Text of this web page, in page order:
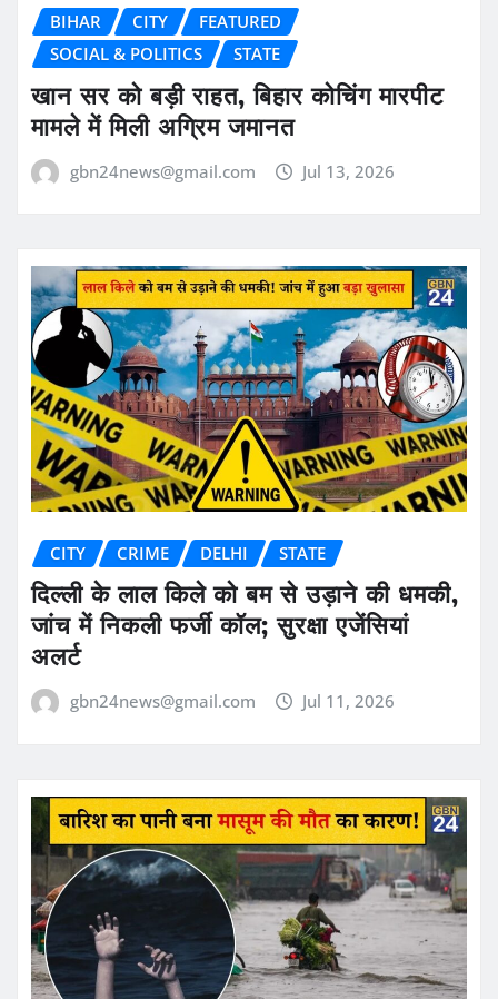
BIHAR CITY
FEATURED
SOCIAL & POLITICS
STATE
खान सर को बड़ी राहत, बिहार कोचिंग मारपीट
मामले में मिली अग्रिम जमानत
gbn24news@gmail.com Jul 13, 2026
CITY CRIME DELHI STATE
दिल्ली के लाल किले को बम से उड़ाने की धमकी,
जांच में निकली फर्जी कॉल; सुरक्षा एजेंसियां
अलर्ट
gbn24news@gmail.com Jul 11, 2026